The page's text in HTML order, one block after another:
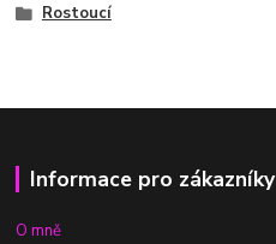
Rostoucí
Informace pro zákazníky
O mně